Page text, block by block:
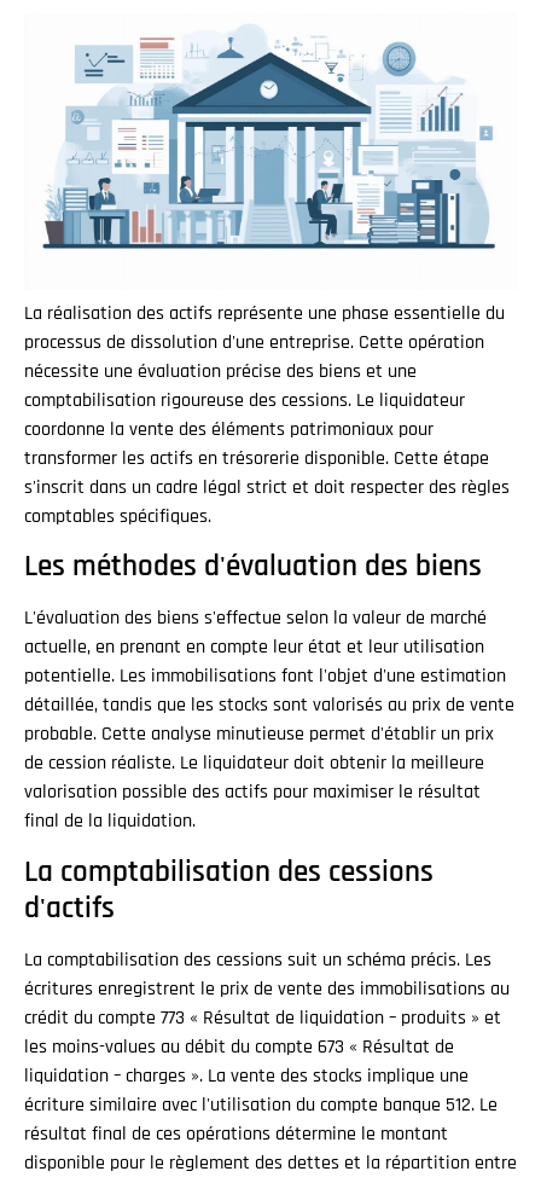
La réalisation des actifs représente une phase essentielle du
processus de dissolution d'une entreprise. Cette opération
nécessite une évaluation précise des biens et une
comptabilisation rigoureuse des cessions. Le liquidateur
coordonne la vente des éléments patrimoniaux pour
transformer les actifs en trésorerie disponible. Cette étape
s'inscrit dans un cadre légal strict et doit respecter des règles
comptables spécifiques.
Les méthodes d'évaluation des biens
L'évaluation des biens s'effectue selon la valeur de marché
actuelle, en prenant en compte leur état et leur utilisation
potentielle. Les immobilisations font l'objet d'une estimation
détaillée, tandis que les stocks sont valorisés au prix de vente
probable. Cette analyse minutieuse permet d'établir un prix
de cession réaliste. Le liquidateur doit obtenir la meilleure
valorisation possible des actifs pour maximiser le résultat
final de la liquidation.
La comptabilisation des cessions
d'actifs
La comptabilisation des cessions suit un schéma précis. Les
écritures enregistrent le prix de vente des immobilisations au
crédit du compte 773 « Résultat de liquidation – produits » et
les moins-values au débit du compte 673 « Résultat de
liquidation – charges ». La vente des stocks implique une
écriture similaire avec l'utilisation du compte banque 512. Le
résultat final de ces opérations détermine le montant
disponible pour le règlement des dettes et la répartition entre